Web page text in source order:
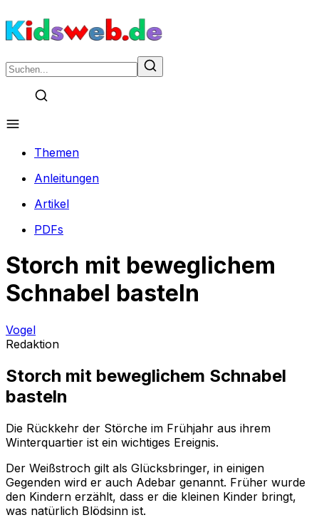
Themen
Anleitungen
Artikel
PDFs
Storch mit beweglichem
Schnabel basteln
Vogel
Redaktion
Storch mit beweglichem Schnabel
basteln
Die Rückkehr der Störche im Frühjahr aus ihrem
Winterquartier ist ein wichtiges Ereignis.
Der Weißstroch gilt als Glücksbringer, in einigen
Gegenden wird er auch Adebar genannt. Früher wurde
den Kindern erzählt, dass er die kleinen Kinder bringt,
was natürlich Blödsinn ist.